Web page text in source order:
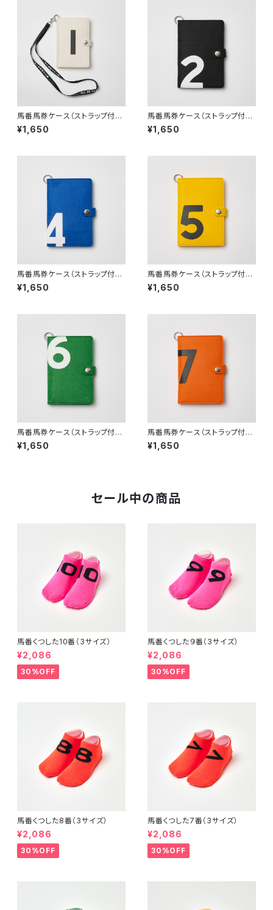
馬番馬券ケース（ストラップ付）１
番
¥1,650
馬番馬券ケース（ストラップ付）２
番
¥1,650
馬番馬券ケース（ストラップ付）４
番
¥1,650
馬番馬券ケース（ストラップ付）５
番
¥1,650
馬番馬券ケース（ストラップ付）６
番
¥1,650
馬番馬券ケース（ストラップ付）７
番
¥1,650
セール中の商品
馬番くつした10番（3サイズ）
¥2,086
30%OFF
馬番くつした９番（3サイズ）
¥2,086
30%OFF
馬番くつした8番（3サイズ）
¥2,086
30%OFF
馬番くつした7番（3サイズ）
¥2,086
30%OFF